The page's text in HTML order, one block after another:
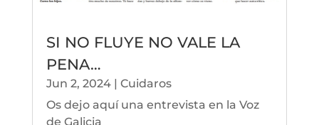
SI NO FLUYE NO VALE LA
PENA…
Jun 2, 2024| Cuidaros
Os dejo aquí una entrevista en la Voz
de Galicia